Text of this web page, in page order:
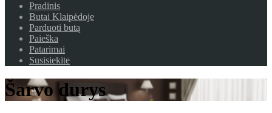
Pradinis
Butai Klaipėdoje
Parduoti butą
Paieška
Patarimai
Susisiekite
Šarvo durys